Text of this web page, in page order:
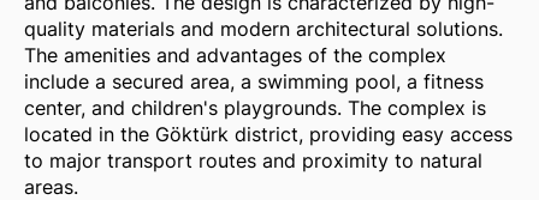
quality materials and modern architectural solutions.
The amenities and advantages of the complex
include a secured area, a swimming pool, a fitness
center, and children's playgrounds. The complex is
located in the Göktürk district, providing easy access
to major transport routes and proximity to natural
areas.